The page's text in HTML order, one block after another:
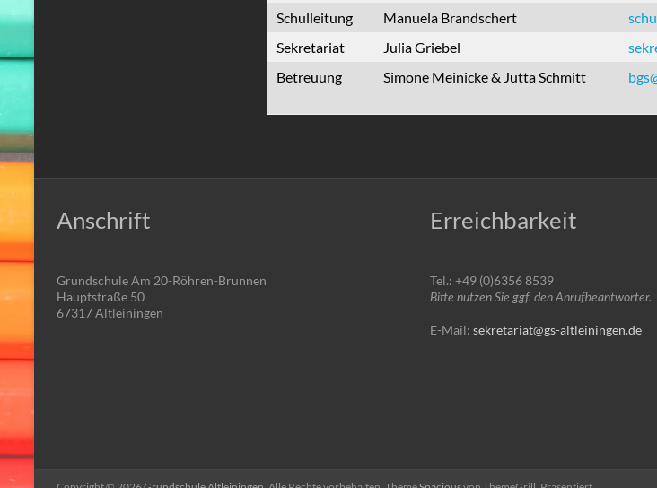
Schulleitung
Manuela Brandschert
Sekretariat
Julia Griebel
Betreuung
Simone Meinicke & Jutta Schmitt
Anschrift
Grundschule Am 20-Röhren-Brunnen
Hauptstraße 50
67317 Altleiningen
Erreichbarkeit
Tel.: +49 (0)6356 8539
Bitte nutzen Sie ggf. den Anrufbeantworter.
E-Mail: sekretariat@gs-altleiningen.de